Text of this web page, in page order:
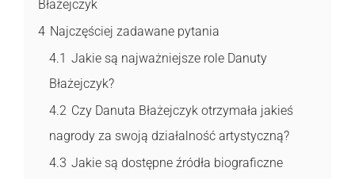
Błażejczyk
4 Najczęściej zadawane pytania
4.1 Jakie są najważniejsze role Danuty
Błażejczyk?
4.2 Czy Danuta Błażejczyk otrzymała jakieś
nagrody za swoją działalność artystyczną?
4.3 Jakie są dostępne źródła biograficzne